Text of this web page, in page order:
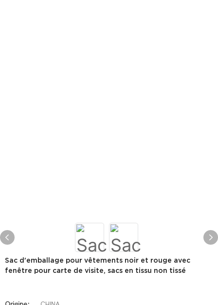
Sac d'emballage pour vêtements noir et rouge avec
fenêtre pour carte de visite, sacs en tissu non tissé